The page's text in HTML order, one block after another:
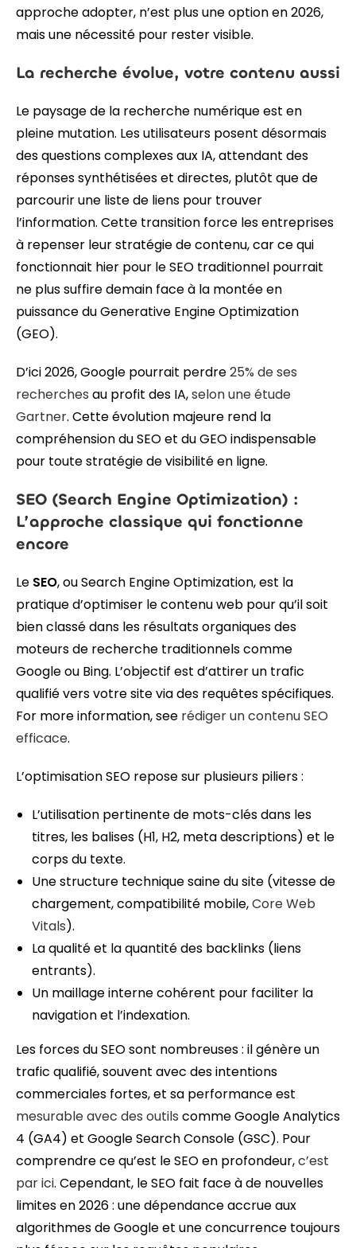
approche adopter, n’est plus une option en 2026,
mais une nécessité pour rester visible.
La recherche évolue, votre contenu aussi
Le paysage de la recherche numérique est en
pleine mutation. Les utilisateurs posent désormais
des questions complexes aux IA, attendant des
réponses synthétisées et directes, plutôt que de
parcourir une liste de liens pour trouver
l’information. Cette transition force les entreprises
à repenser leur stratégie de contenu, car ce qui
fonctionnait hier pour le SEO traditionnel pourrait
ne plus suffire demain face à la montée en
puissance du Generative Engine Optimization
(GEO).
D’ici 2026, Google pourrait perdre25% de ses
recherches au profit des IA,selon une étude
Gartner. Cette évolution majeure rend la
compréhension du SEO et du GEO indispensable
pour toute stratégie de visibilité en ligne.
SEO (Search Engine Optimization) :
L’approche classique qui fonctionne
encore
Le SEO, ou Search Engine Optimization, est la
pratique d’optimiser le contenu web pour qu’il soit
bien classé dans les résultats organiques des
moteurs de recherche traditionnels comme
Google ou Bing. L’objectif est d’attirer un trafic
qualifié vers votre site via des requêtes spécifiques.
For more information, see rédiger un contenu SEO
efficace.
L’optimisation SEO repose sur plusieurs piliers :
L’utilisation pertinente de mots-clés dans les
titres, les balises (H1, H2, meta descriptions) et le
corps du texte.
Une structure technique saine du site (vitesse de
chargement, compatibilité mobile,Core Web
Vitals).
La qualité et la quantité des backlinks (liens
entrants).
Un maillage interne cohérent pour faciliter la
navigation et l’indexation.
Les forces du SEO sont nombreuses : il génère un
trafic qualifié, souvent avec des intentions
commerciales fortes, et sa performance est
mesurable avec des outils comme Google Analytics
4 (GA4) et Google Search Console (GSC). Pour
comprendre ce qu’est le SEO en profondeur,c’est
par ici. Cependant, le SEO fait face à de nouvelles
limites en 2026 : une dépendance accrue aux
algorithmes de Google et une concurrence toujours